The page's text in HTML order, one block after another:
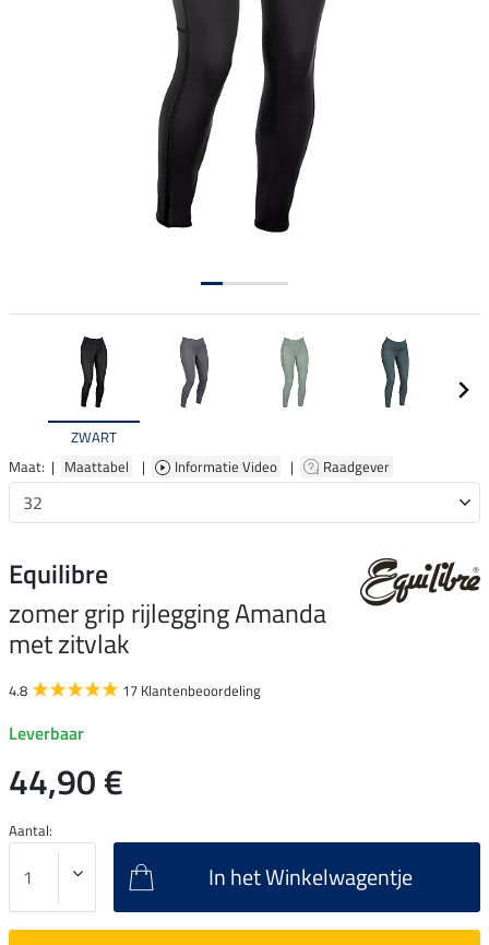
ZWART
Maat: | Maattabel | Informatie Video | Raadgever
Equilibre
zomer grip rijlegging Amanda
met zitvlak
4.8 17 Klantenbeoordeling
Leverbaar
44,90 €
Aantal:
In het Winkelwagentje